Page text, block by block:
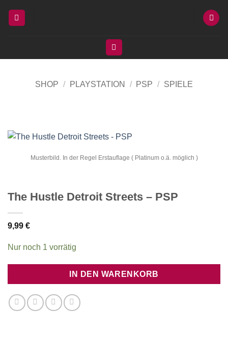
Inhalt
SHOP / PLAYSTATION / PSP / SPIELE
Musterbild. In der Regel Erstauflage ( Platinum o.ä. möglich )
The Hustle Detroit Streets – PSP
9,99 €
Nur noch 1 vorrätig
IN DEN WARENKORB